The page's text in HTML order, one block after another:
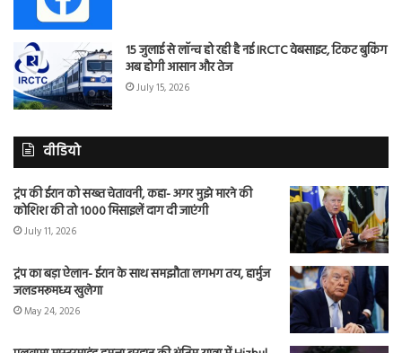
15 जुलाई से लॉन्च हो रही है नई IRCTC वेबसाइट, टिकट बुकिंग
अब होगी आसान और तेज
July 15, 2026
वीडियो
ट्रंप की ईरान को सख्त चेतावनी, कहा- अगर मुझे मारने की
कोशिश की तो 1000 मिसाइलें दाग दी जाएंगी
July 11, 2026
ट्रंप का बड़ा ऐलान- ईरान के साथ समझौता लगभग तय, हार्मुज
जलडमरूमध्य खुलेगा
May 24, 2026